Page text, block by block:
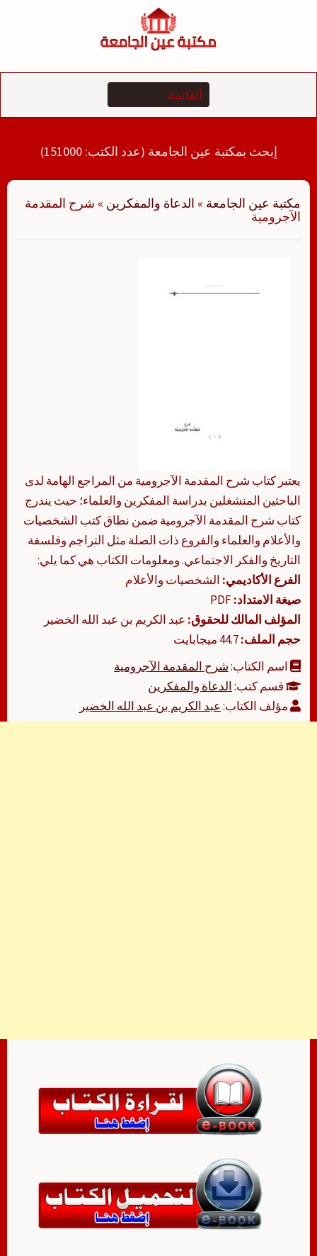
إبحث بمكتبة عين الجامعة (عدد الكتب: 151000)
مكتبة عين الجامعة » الدعاة والمفكرين » شرح المقدمة
الآجرومية
يعتبر كتاب شرح المقدمة الآجرومية من المراجع الهامة لدى
الباحثين المنشغلين بدراسة المفكرين والعلماء؛ حيث يندرج
كتاب شرح المقدمة الآجرومية ضمن نطاق كتب الشخصيات
والأعلام والعلماء والفروع ذات الصلة مثل التراجم وفلسفة
التاريخ والفكر الاجتماعي. ومعلومات الكتاب هي كما يلي:
الفرع الأكاديمي: الشخصيات والأعلام
صيغة الامتداد:
المؤلف المالك للحقوق: عبد الكريم بن عبد الله الخضير
حجم الملف:
اسم الكتاب:شرح المقدمة الآجرومية
قسم كتب:الدعاة والمفكرين
مؤلف الكتاب:عبد الكريم بن عبد الله الخضير